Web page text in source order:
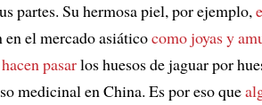
partes. Su hermosa piel, por ejemplo,
en el mercado asiáticocomo joyas y
hacen pasarlos huesos de jaguar por
medicinal en China. Es por eso que